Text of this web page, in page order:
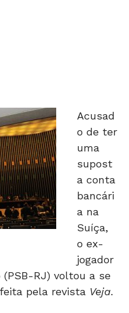
Acusad
o de ter
uma
supost
a conta
bancári
a na
Suíça,
o ex-
jogador
RJ) voltou a se
pela revista Veja.